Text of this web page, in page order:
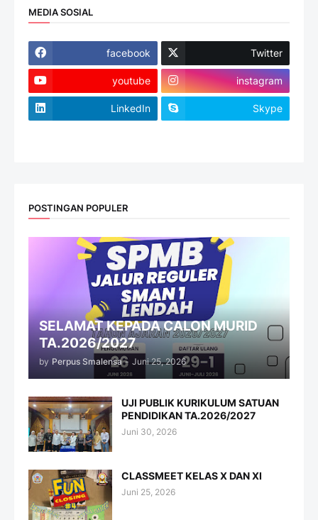
MEDIA SOSIAL
facebook Twitter
youtube instagram
LinkedIn Skype
POSTINGAN POPULER
SELAMAT KEPADA CALON MURID
TA.2026/2027
by Perpus Smalensa - Juni 25, 2026
UJI PUBLIK KURIKULUM SATUAN
PENDIDIKAN TA.2026/2027
Juni 30, 2026
CLASSMEET KELAS X DAN XI
Juni 25, 2026